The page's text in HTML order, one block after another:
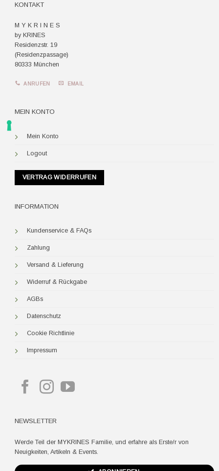
KONTAKT
M Y K R I N E S
by KRINES
Residenzstr. 19
(Residenzpassage)
80333 München
ANRUFEN EMAIL
MEIN KONTO
Mein Konto
Logout
VERTRAG WIDERRUFEN
INFORMATION
Kundenservice & FAQs
Zahlung
Versand & Lieferung
Widerruf & Rückgabe
AGBs
Datenschutz
Cookie Richtlinie
Impressum
NEWSLETTER
Werde Teil der MYKRINES Familie, und erfahre als Erste/r von
Neuigkeiten, Artikeln & Events.